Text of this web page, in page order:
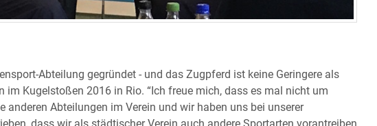
Abteilung gegründet - und das Zugpferd ist keine Geringere als
im Kugelstoßen 2016 in Rio. “Ich freue mich, dass es mal nicht um
anderen Abteilungen im Verein und wir haben uns bei unserer